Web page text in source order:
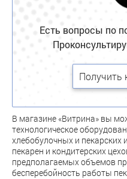
Есть вопросы по
Получить
В магазине «Витрина» вы
технологическое
хлебобулочных и пекарских
пекарен и кондитерских
предполагаемых объемов
бесперебойность работы